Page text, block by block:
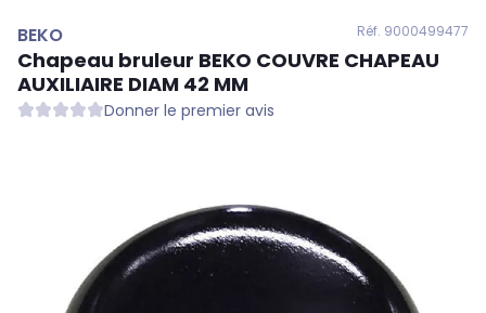
BEKO Réf. 9000499477
Chapeau bruleur BEKO COUVRE CHAPEAU
AUXILIAIRE DIAM 42 MM
Donner le premier avis